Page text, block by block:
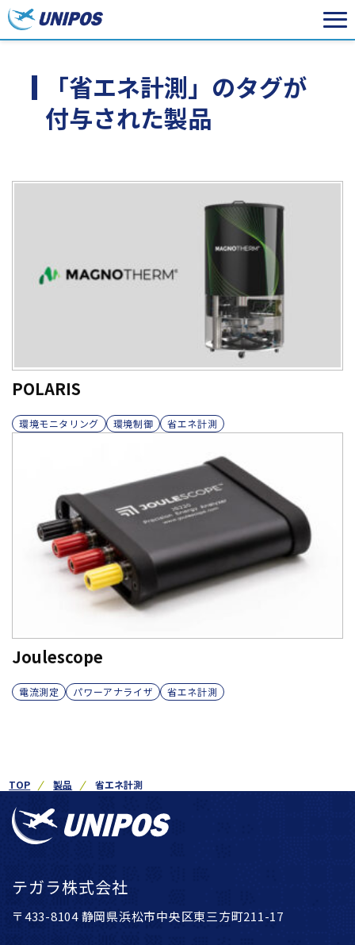
「省エネ計測」のタグが
付与された製品
POLARIS
環境モニタリング 環境制御 省エネ計測
Joulescope
電流測定 パワーアナライザ 省エネ計測
TOP 製品 省エネ計測
テガラ株式会社
〒433-8104 静岡県浜松市中央区東三方町211-17